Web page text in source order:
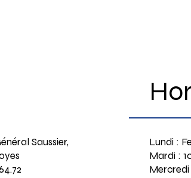
Saussier,
Lundi :
Mardi :
Mercredi